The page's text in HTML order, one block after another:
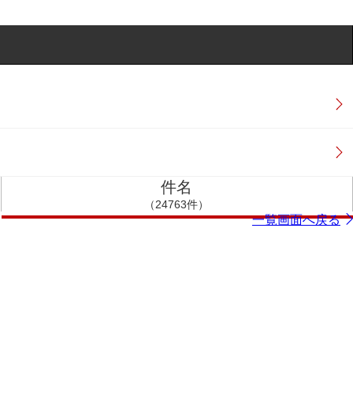
件名
（24763件）
一覧画面へ戻る